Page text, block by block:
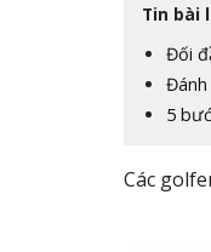
Tin bài
Đối
Đánh
5
Các